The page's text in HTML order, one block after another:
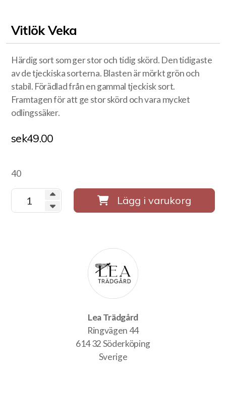
Vitlök Veka
Härdig sort som ger stor och tidig skörd. Den tidigaste
av de tjeckiska sorterna. Blasten är mörkt grön och
stabil. Förädlad från en gammal tjeckisk sort.
Framtagen för att ge stor skörd och vara mycket
odlingssäker.
sek49.00
40
Lägg i varukorg
Lea Trädgård
Ringvägen 44
614 32 Söderköping
Sverige